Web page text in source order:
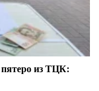
из ТЦК: